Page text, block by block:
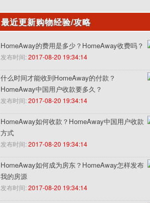
最近更新购物经验/攻略
HomeAway的费用是多少？HomeAway收费吗？
发布时间: 2017-08-20 19:34:14
什么时间才能收到HomeAway的付款？
HomeAway中国用户收款要多久？
发布时间: 2017-08-20 19:34:14
HomeAway如何收款？HomeAway中国用户收款
方式
发布时间: 2017-08-20 19:34:14
HomeAway如何成为房东？HomeAway怎样发布
我的房源
发布时间: 2017-08-20 19:34:14